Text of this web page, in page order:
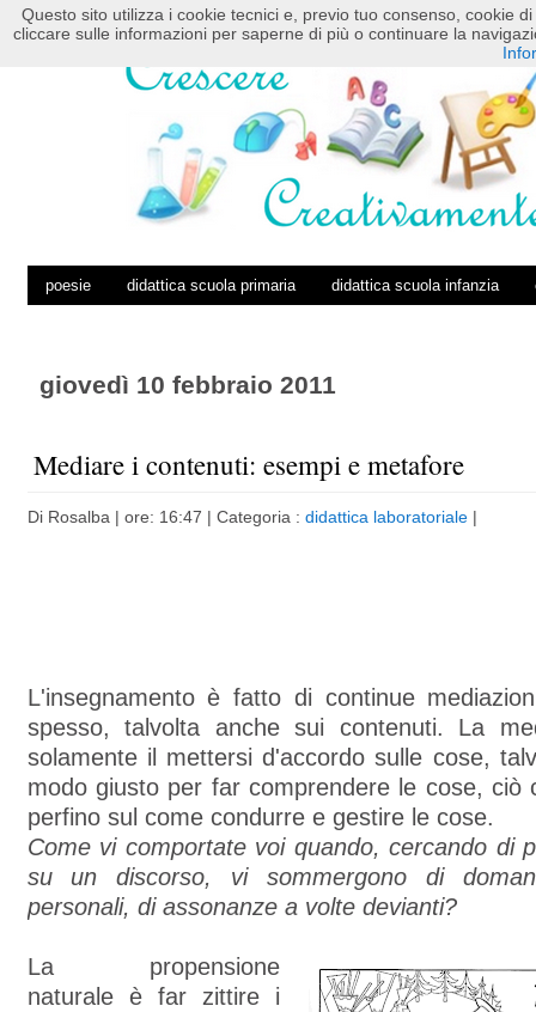
HOME POSTS RSS COMMENTS RSS
poesie didattica scuola primaria didattica scuola infanzia
giovedì 10 febbraio 2011
Mediare i contenuti: esempi e metafore
Di Rosalba | ore: 16:47 | Categoria : didattica laboratoriale |
L'insegnamento è fatto di continue
spesso, talvolta anche sui contenuti. La
solamente il mettersi d'accordo sulle cose,
modo giusto per far comprendere le cose, ciò
perfino sul come condurre e gestire le cose.
Come vi comportate voi quando, cercando di
su un discorso, vi sommergono di
personali, di assonanze a volte devianti?
La propensione
naturale è far zittire i
Questo sito utilizza i cookie tecnici e, previo tuo consenso, cookie
cliccare sulle informazioni per saperne di più o continuare la